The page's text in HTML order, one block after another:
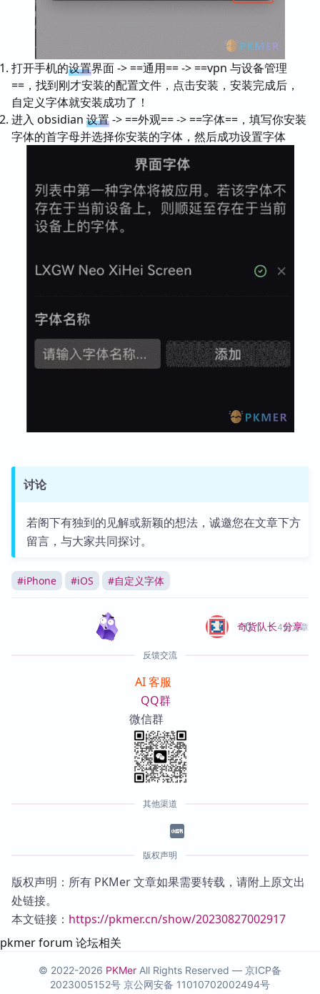
打开手机的设置界面 -> ==通用== -> ==vpn 与设备管理
==，找到刚才安装的配置文件，点击安装，安装完成后，
自定义字体就安装成功了！
进入 obsidian 设置-> ==外观== -> ==字体==，填写你安装
字体的首字母并选择你安装的字体，然后成功设置字体
讨论
若阁下有独到的见解或新颖的想法，诚邀您在文章下方
留言，与大家共同探讨。
#iPhone #iOS #自定义字体
奇货队长4篇文章
0 0 分享
反馈交流
AI 客服
QQ群
微信群
其他渠道
版权声明
版权声明：所有 PKMer 文章如果需要转载，请附上原文出
处链接。
本文链接： https://pkmer.cn/show/20230827002917
pkmer forum 论坛相关
© 2022-2026 PKMer All Rights Reserved — 京ICP备
2023005152号 京公网安备 11010702002494号